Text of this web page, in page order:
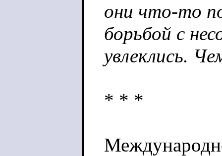
они что-то
борьбой с
увлеклись.
* * *